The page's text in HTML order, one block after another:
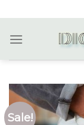
to
content
Sale!